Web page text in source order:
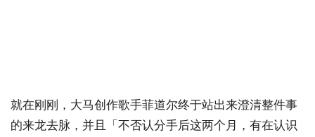
就在刚刚，大马创作歌手菲道尔终于站出来澄清整件事
的来龙去脉，并且「不否认分手后这两个月，有在认识